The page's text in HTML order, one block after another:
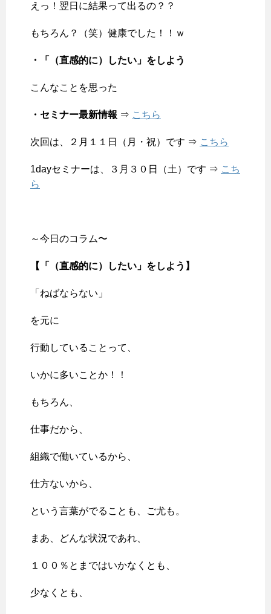
えっ！翌日に結果って出るの？？
もちろん？（笑）健康でした！！ｗ
・「（直感的に）したい」をしよう
こんなことを思った
・セミナー最新情報 ⇒ こちら
次回は、２月１１日（月・祝）です ⇒ こちら
1dayセミナーは、３月３０日（土）です ⇒ こち
ら
～今日のコラム〜
【「（直感的に）したい」をしよう 】
「ねばならない」
を元に
行動していることって、
いかに多いことか！！
もちろん、
仕事だから、
組織で働いているから、
仕方ないから、
という言葉がでることも、ご尤も。
まあ、どんな状況であれ、
１００％とまではいかなくとも、
少なくとも、